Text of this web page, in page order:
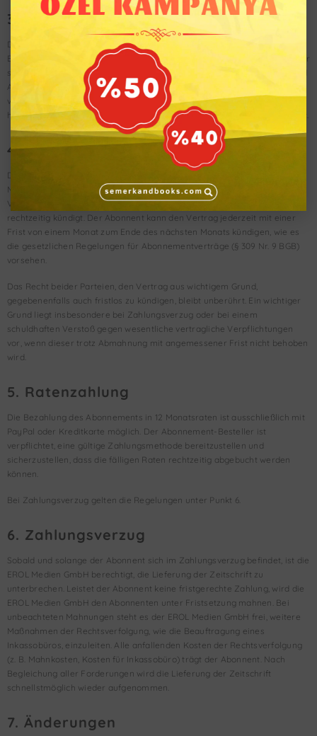
3. Zustellung/Bereitstellung
Die Lieferung der Zeitschrift erfolgt innerhalb des Erscheinungsmonats.
Ein Mangel in der Zustellung ist unverzüglich durch eine telefonische oder
schriftliche Reklamation anzuzeigen. Bei verspäteten Reklamationen sind
Ansprüche für die Vergangenheit ausgeschlossen. Für Nichtlieferungen,
verspätete Lieferungen oder Sachschäden im Zuge der Auslieferung
haftet die EROL Medien GmbH nur bei Vorsatz oder grober Fahrlässigkeit.
4. Vertragsdauer und Kündigung
Die Bestellung des Abonnements gilt zunächst für die Dauer von 12
Monaten. Das Abonnement verlängert sich nach Ablauf der vereinbarten
Vertragslaufzeit jeweils auf unbestimmte Zeit, wenn der Abonnent nicht
rechtzeitig kündigt. Der Abonnent kann den Vertrag jederzeit mit einer
Frist von einem Monat zum Ende des nächsten Monats kündigen, wie es
die gesetzlichen Regelungen für Abonnementverträge (§ 309 Nr. 9 BGB)
vorsehen.
Das Recht beider Parteien, den Vertrag aus wichtigem Grund,
gegebenenfalls auch fristlos zu kündigen, bleibt unberührt. Ein wichtiger
Grund liegt insbesondere bei Zahlungsverzug oder bei einem
schuldhaften Verstoß gegen wesentliche vertragliche Verpflichtungen
vor, wenn dieser trotz Abmahnung mit angemessener Frist nicht behoben
wird.
5. Ratenzahlung
Die Bezahlung des Abonnements in 12 Monatsraten ist ausschließlich mit
PayPal oder Kreditkarte möglich. Der Abonnement-Besteller ist
verpflichtet, eine gültige Zahlungsmethode bereitzustellen und
sicherzustellen, dass die fälligen Raten rechtzeitig abgebucht werden
können.
Bei Zahlungsverzug gelten die Regelungen unter Punkt 6.
6. Zahlungsverzug
Sobald und solange der Abonnent sich im Zahlungsverzug befindet, ist die
EROL Medien GmbH berechtigt, die Lieferung der Zeitschrift zu
unterbrechen. Leistet der Abonnent keine fristgerechte Zahlung, wird die
EROL Medien GmbH den Abonnenten unter Fristsetzung mahnen. Bei
unbeachteten Mahnungen steht es der EROL Medien GmbH frei, weitere
Maßnahmen der Rechtsverfolgung, wie die Beauftragung eines
Inkassobüros, einzuleiten. Alle anfallenden Kosten der Rechtsverfolgung
(z. B. Mahnkosten, Kosten für Inkassobüro) trägt der Abonnent. Nach
Begleichung aller Forderungen wird die Lieferung der Zeitschrift
schnellstmöglich wieder aufgenommen.
7. Änderungen